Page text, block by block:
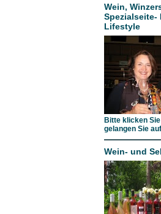
Wein,
Spezialseite-
Lifestyle
Bitte klicken
gelangen Sie
Wein- und